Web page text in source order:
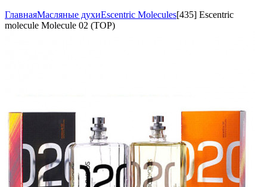
ГлавнаяМасляные духиEscentric Molecules[435] Escentric
molecule Molecule 02 (TOP)